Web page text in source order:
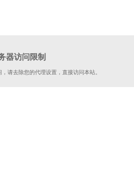
器访问限制
请去除您的代理设置，直接访问本站。